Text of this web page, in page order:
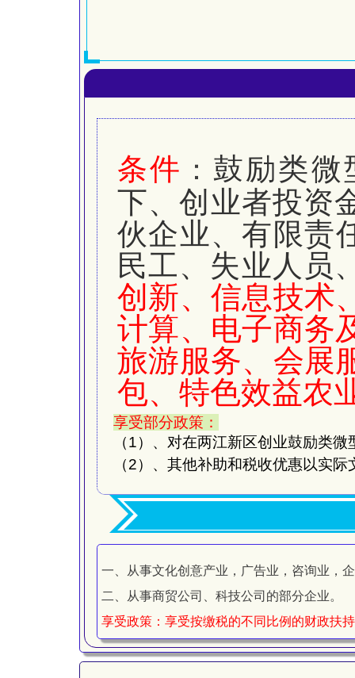
条件 ： 鼓励类微
下、创业者投资
伙企业、有限责
民工、失业人员
创新、信息技术
计算、电子商务
旅游服务、会展
包、特色效益农
享受部分政策：
（1）、对在两江新区创业鼓励类
（2） 、其他补助和税收优惠以实际
一、从事文化创意产业，广告业，咨询业，
二、从事商贸公司、科技公司的部分企业。
享受政策：享受按缴税的不同比例的财政扶